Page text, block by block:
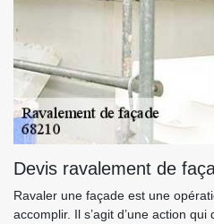
Devis ravalement de
Ravaler une façade est une
accomplir. Il s’agit d’une action